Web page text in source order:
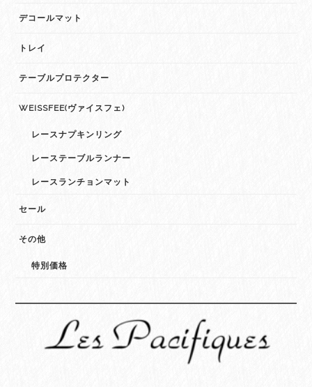
デコールマット
トレイ
テーブルプロテクター
WEISSFEE(ヴァイスフェ)
レースナプキンリング
レーステーブルランナー
レースランチョンマット
セール
その他
特別価格